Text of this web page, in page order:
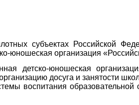
субъектах Российской
юношеская организация
детско-юношеская
досуга и занятости
воспитания образовательной